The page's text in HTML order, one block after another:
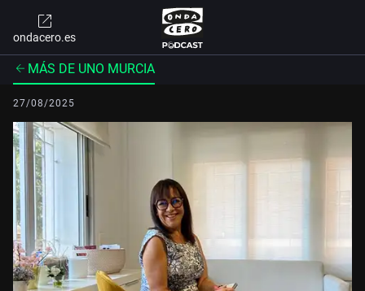
ondacero.es
MÁS DE UNO MURCIA
27/08/2025